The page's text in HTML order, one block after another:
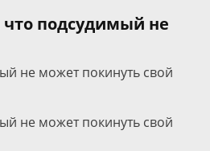
подсудимый не
не может покинуть свой
не может покинуть свой